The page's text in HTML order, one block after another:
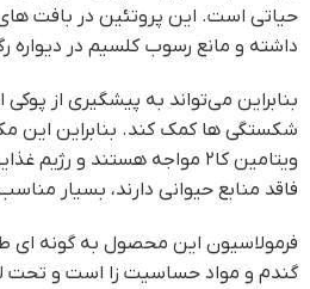
حیاتی است. این پروتئین در بافت
داشته و مانع رسوب کلسیم در
بنابراین می‌تواند به پیشگیری از
شکستگی ها کمک کند. بنابراین این
ویتامین کا۲ مواجه هستند و
فاقد منابع حیوانی دارند، بسیار
فرمولاسیون این محصول به گونه ای
گندم و مواد حساسیت زا است و تحت